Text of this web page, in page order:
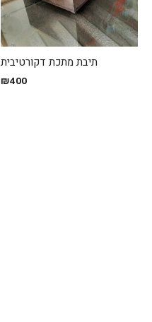
תיבת מתכת דקורטיבית
₪400